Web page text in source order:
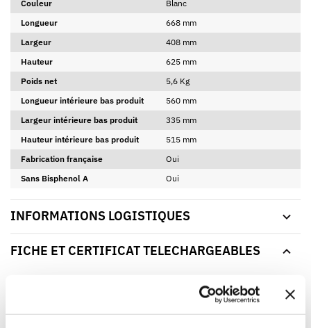
Couleur
Blanc
Longueur
668 mm
Largeur
408 mm
Hauteur
625 mm
Poids net
5,6 Kg
Longueur intérieure bas produit
560 mm
Largeur intérieure bas produit
335 mm
Hauteur intérieure bas produit
515 mm
Fabrication française
Oui
Sans Bisphenol A
Oui
INFORMATIONS LOGISTIQUES
FICHE ET CERTIFICAT TELECHARGEABLES
CERTIFICAT D'ALIMENTARITÉ